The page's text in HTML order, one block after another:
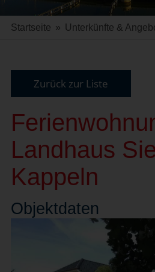
Startseite » Unterkünfte &
Zurück zur Liste
Landhaus
Kappeln
Objektdaten